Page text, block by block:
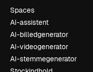
Spaces
AI-assistent
AI-billedgenerator
AI-videogenerator
AI-stemmegenerator